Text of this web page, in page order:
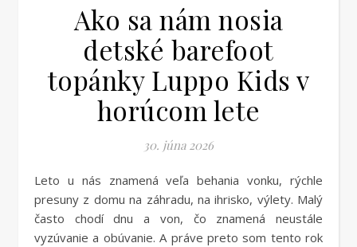
Ako sa nám nosia
detské barefoot
topánky Luppo Kids v
horúcom lete
30. júna 2026
Leto u nás znamená veľa behania vonku, rýchle
presuny z domu na záhradu, na ihrisko, výlety. Malý
často chodí dnu a von, čo znamená neustále
vyzúvanie a obúvanie. A práve preto som tento rok